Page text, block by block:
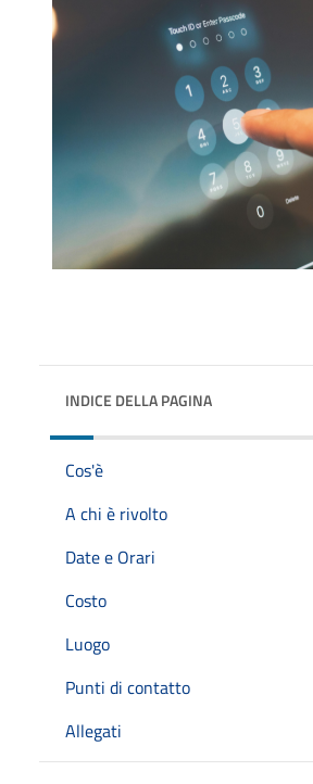
INDICE DELLA PAGINA
Cos'è
A chi è rivolto
Date e Orari
Costo
Luogo
Punti di contatto
Allegati